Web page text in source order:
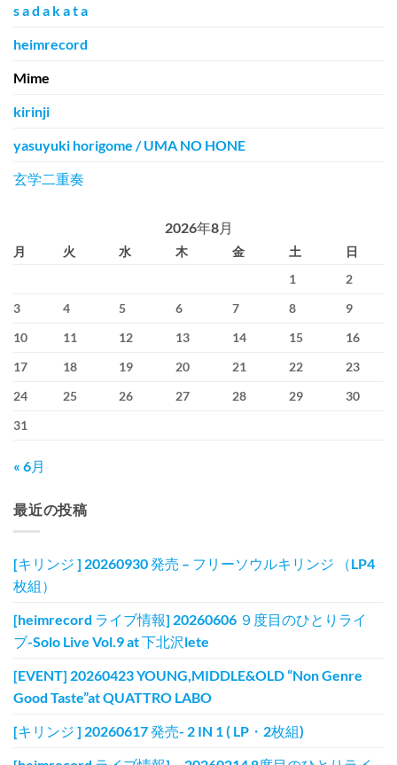
s a d a k a t a
heimrecord
Mime
kirinji
yasuyuki horigome / UMA NO HONE
玄学二重奏
2026年8月
月 火 水 木 金 土
日
1
2
3
4 5 6 7 8
9
10
11 12 13 14 15
16
17
18 19 20 21 22
23
24
25 26 27 28 29
30
31
« 6月
最近の投稿
[キリンジ ] 20260930 発売 – フリーソウルキリンジ （LP4
枚組）
[heimrecord ライブ情報] 20260606 ９度目のひとりライ
ブ-Solo Live Vol.9 at 下北沢lete
[EVENT] 20260423 YOUNG,MIDDLE&OLD “Non Genre
Good Taste”at QUATTRO LABO
[キリンジ ] 20260617 発売- 2 IN 1 ( LP・2枚組)